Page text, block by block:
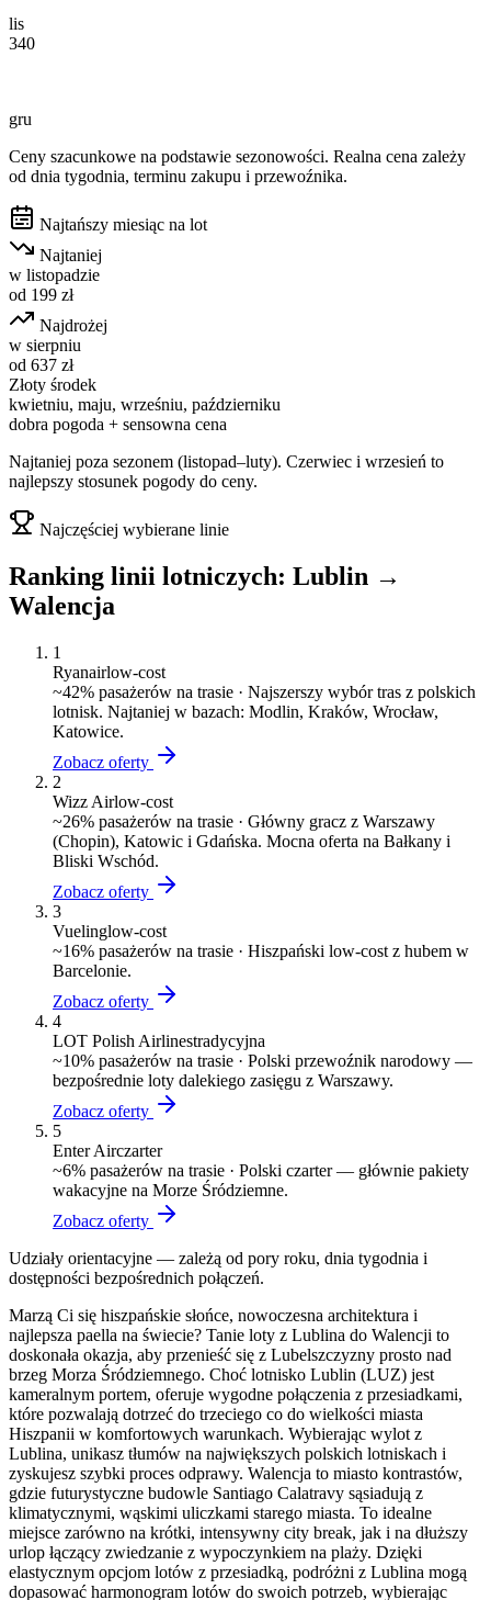
lis
340
gru
Ceny szacunkowe na podstawie sezonowości. Realna cena zależy
od dnia tygodnia, terminu zakupu i przewoźnika.
Najtańszy miesiąc na lot
Najtaniej
w listopadzie
od 199 zł
Najdrożej
w sierpniu
od 637 zł
Złoty środek
kwietniu, maju, wrześniu, październiku
dobra pogoda + sensowna cena
Najtaniej poza sezonem (listopad–luty). Czerwiec i wrzesień to
najlepszy stosunek pogody do ceny.
Najczęściej wybierane linie
Ranking linii lotniczych: Lublin →
Walencja
1
Ryanairlow-cost
~42% pasażerów na trasie · Najszerszy wybór tras z polskich
lotnisk. Najtaniej w bazach: Modlin, Kraków, Wrocław,
Katowice.
Zobacz oferty
2
Wizz Airlow-cost
~26% pasażerów na trasie · Główny gracz z Warszawy
(Chopin), Katowic i Gdańska. Mocna oferta na Bałkany i
Bliski Wschód.
Zobacz oferty
3
Vuelinglow-cost
~16% pasażerów na trasie · Hiszpański low-cost z hubem w
Barcelonie.
Zobacz oferty
4
LOT Polish Airlinestradycyjna
~10% pasażerów na trasie · Polski przewoźnik narodowy —
bezpośrednie loty dalekiego zasięgu z Warszawy.
Zobacz oferty
5
Enter Airczarter
~6% pasażerów na trasie · Polski czarter — głównie pakiety
wakacyjne na Morze Śródziemne.
Zobacz oferty
Udziały orientacyjne — zależą od pory roku, dnia tygodnia i
dostępności bezpośrednich połączeń.
Marzą Ci się hiszpańskie słońce, nowoczesna architektura i
najlepsza paella na świecie? Tanie loty z Lublina do Walencji to
doskonała okazja, aby przenieść się z Lubelszczyzny prosto nad
brzeg Morza Śródziemnego. Choć lotnisko Lublin (LUZ) jest
kameralnym portem, oferuje wygodne połączenia z przesiadkami,
które pozwalają dotrzeć do trzeciego co do wielkości miasta
Hiszpanii w komfortowych warunkach. Wybierając wylot z
Lublina, unikasz tłumów na największych polskich lotniskach i
zyskujesz szybki proces odprawy. Walencja to miasto kontrastów,
gdzie futurystyczne budowle Santiago Calatravy sąsiadują z
klimatycznymi, wąskimi uliczkami starego miasta. To idealne
miejsce zarówno na krótki, intensywny city break, jak i na dłuższy
urlop łączący zwiedzanie z wypoczynkiem na plaży. Dzięki
elastycznym opcjom lotów z przesiadką, podróżni z Lublina mogą
dopasować harmonogram lotów do swoich potrzeb, wybierając